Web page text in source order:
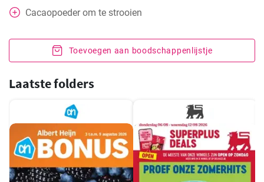
Cacaopoeder om te strooien
Toevoegen aan boodschappenlijstje
Laatste folders